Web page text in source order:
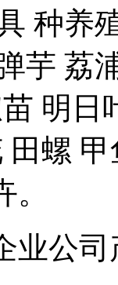
种养
芋 荔
明日
田螺
业公